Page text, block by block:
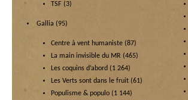
TSF (3)
Gallia (95)
Centre à vent humaniste (87)
La main invisible du MR (465)
Les coquins d’abord (1 264)
Les Verts sont dans le fruit (61)
Populisme & populo (1 144)